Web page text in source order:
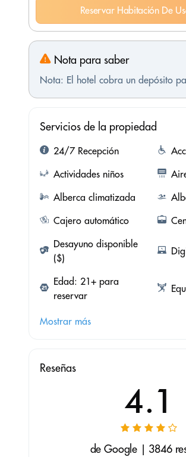
Reservar Habitación De
Nota para saber
Nota: El hotel cobra un depósito
Servicios de la propiedad
24/7 Recepción
Actividades niños
Alberca climatizada
Cajero automático
Desayuno disponible
($)
Edad: 21+ para
reservar
Mostrar más
Reseñas
4.1
de Google | 3846